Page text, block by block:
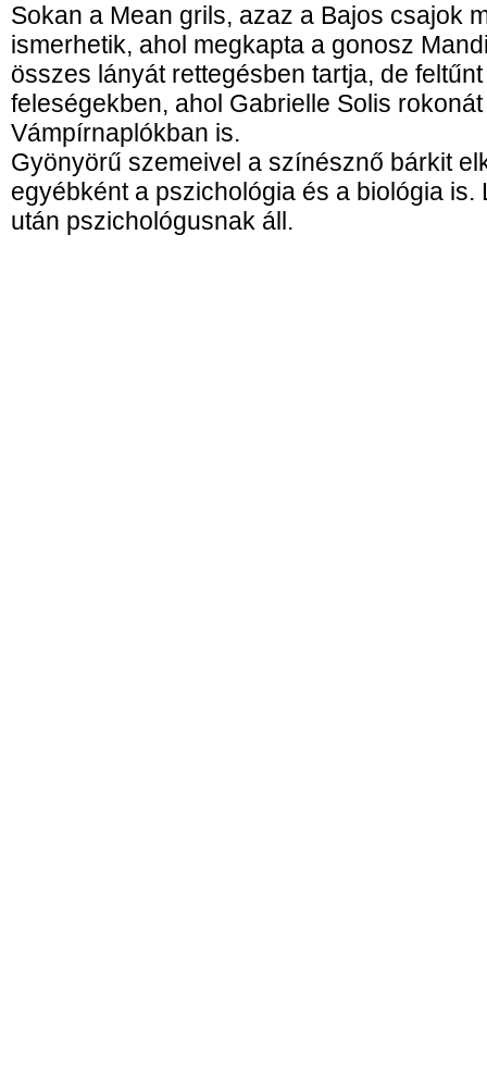
Sokan a Mean grils, azaz a Bajos csajok
ismerhetik, ahol megkapta a gonosz
összes lányát rettegésben tartja, de
feleségekben, ahol Gabrielle Solis
Vámpírnaplókban is.
Gyönyörű szemeivel a színésznő bárkit
egyébként a pszichológia és a biológia
után pszichológusnak áll.